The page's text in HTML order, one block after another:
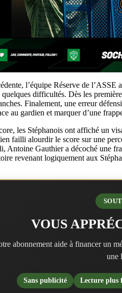
l’équipe Réserve de
difficultés. Dès les
Finalement, une erreur
au gardien et marquer d’une
les Stéphanois ont affiché un
failli alourdir le score sur une
Antoine Gauthier a décoché une
revenant logiquement aux
VOUS
abonnement aide à financer un
une
Sans publicité Lecture plus